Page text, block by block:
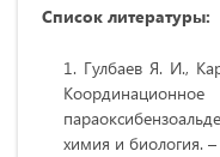
Список литературы:
Гулбаев Я. И.,
химия и биология.